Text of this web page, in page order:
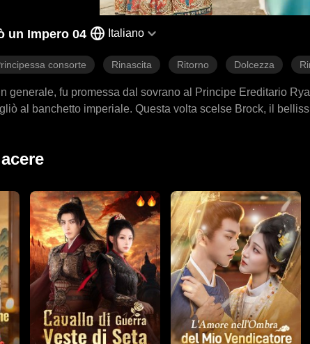
un Impero 04 Italiano
consorte Rinascita Ritorno Dolcezza
generale, fu promessa dal sovrano al Principe Ereditario
al banchetto imperiale. Questa volta scelse Brock, il